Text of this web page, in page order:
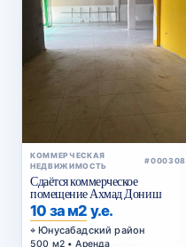
КОММЕРЧЕСКАЯ
НЕДВИЖИМОСТЬ
#000308
Сдаётся коммерческое
помещение Ахмад Дониш
10 за м2 у.е.
Юнусабадский район
500 м2 • Аренда